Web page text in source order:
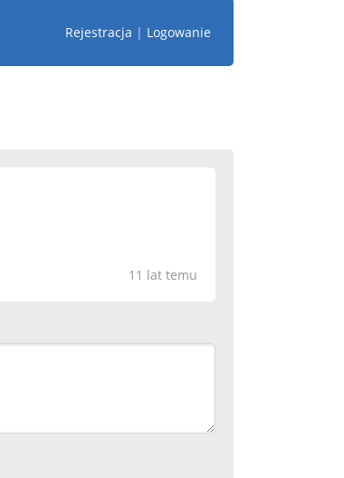
Rejestracja | Logowanie
11 lat temu